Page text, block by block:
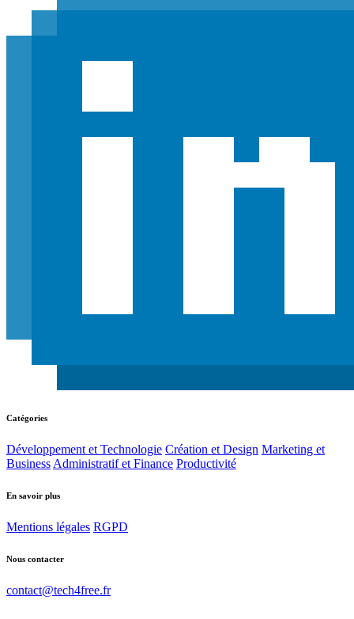
Catégories
Développement et Technologie Création et Design Marketing et
Business Administratif et Finance Productivité
En savoir plus
Mentions légales RGPD
Nous contacter
contact@tech4free.fr